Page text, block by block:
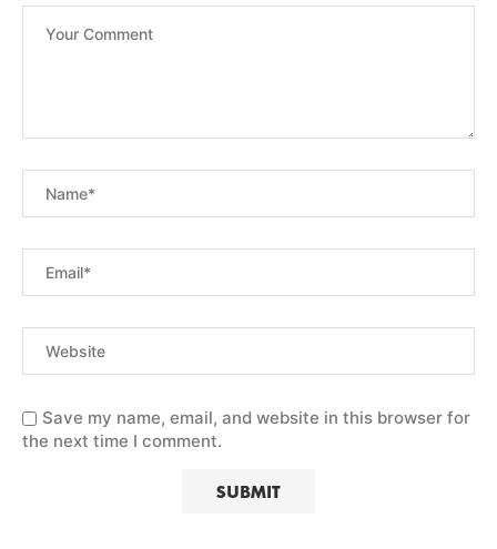
Save my name, email, and website in this browser for
the next time I comment.